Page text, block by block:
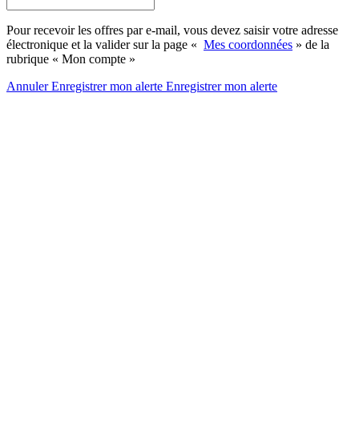
Pour recevoir les offres par e-mail, vous devez saisir votre adresse
électronique et la valider sur la page « Mes coordonnées » de la
rubrique « Mon compte »
AnnulerEnregistrer mon alerte Enregistrermon alerte